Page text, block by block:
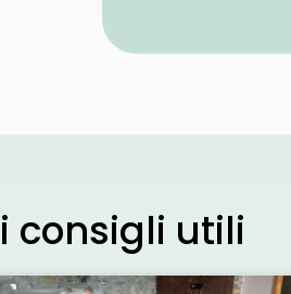
consigli utili